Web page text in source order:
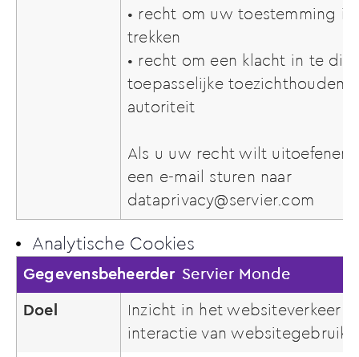
• recht om uw toestemming in
trekken
• recht om een klacht in te
toepasselijke
autoriteit
Als u uw recht wilt uitoefenen,
een e-mail sturen naar
dataprivacy@servier.com
Analytische Cookies
Gegevensbeheerder Servier Monde
Doel
Inzicht in het websiteverkeer
interactie van